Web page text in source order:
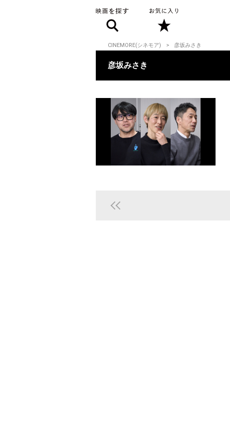
CINEMORE(シネモア) 彦坂みさき
彦坂みさき